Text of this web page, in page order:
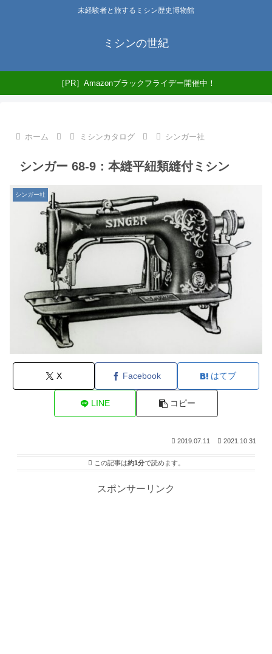
未経験者と旅するミシン歴史博物館
ミシンの世紀
［PR］Amazonブラックフライデー開催中！
ホーム ミシンカタログ シンガー社
シンガー 68-9：本縫平紐類縫付ミシン
シンガー社
X Facebook はてブ
LINE コピー
2019.07.11 2021.10.31
この記事は約1分で読めます。
スポンサーリンク